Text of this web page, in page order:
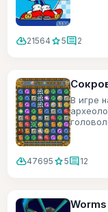
cloud_download21564 star5comment2
В игре
cloud_download47695 star5comment12